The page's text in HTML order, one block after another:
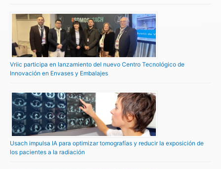
Vriic participa en lanzamiento del nuevo Centro Tecnológico de
Innovación en Envases y Embalajes
Usach impulsa IA para optimizar tomografías y reducir la exposición de
los pacientes a la radiación